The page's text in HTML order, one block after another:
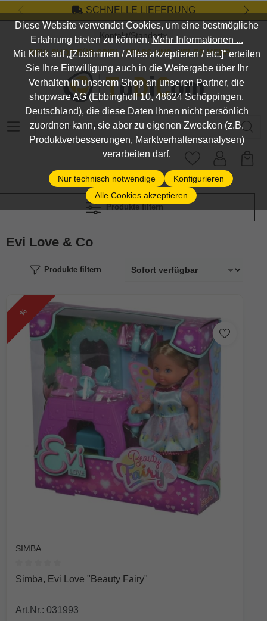
Zum Hauptinhalt springenSCHNELLE LIEFERUNG
Kontakt/Standort
DEIN SHOP FÜR SPIEL, SPASS UND VIELES MEHR...
Suchbegriff eingeben ...
Produkte filtern
Evi Love & Co
Produkte filtern
%
SIMBA
Durchschnittliche Bewertung von 0 von 5 Sternen
Simba, Evi Love "Beauty Fairy"
Art.Nr.: 031993
Diese Website verwendet Cookies, um eine bestmögliche
Erfahrung bieten zu können.Mehr Informationen ...
Mit Klick auf „[Zustimmen / Alles akzeptieren / etc.]“ erteilen
Sie Ihre Einwilligung auch in die Weitergabe über Ihr
Verhalten in unserem Shop an unseren Partner, die
shopware AG (Ebbinghoff 10, 48624 Schöppingen,
Deutschland), die diese Daten Ihnen nicht persönlich
zuordnen kann, sie aber zu eigenen Zwecken (z.B.
Produktverbesserungen, Marktverhaltensanalysen)
verarbeiten darf.
Nur technisch notwendige
Konfigurieren
Alle Cookies akzeptieren